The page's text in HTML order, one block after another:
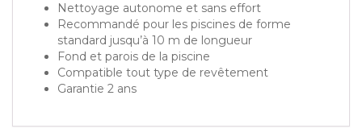
Nettoyage autonome et sans effort
Recommandé pour les piscines de forme
standard jusqu’à 10 m de longueur
Fond et parois de la piscine
Compatible tout type de revêtement
Garantie 2 ans